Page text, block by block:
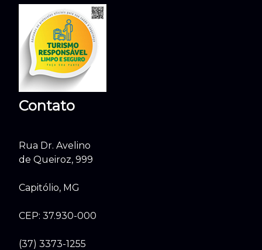
Contato
Rua Dr. Avelino
de Queiroz, 999
Capitólio, MG
CEP: 37.930-000
(37) 3373-1255